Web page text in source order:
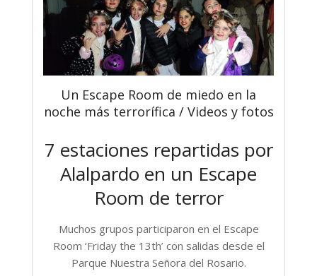
Un Escape Room de miedo en la
noche más terrorífica / Videos y fotos
7 estaciones repartidas por
Alalpardo en un Escape
Room de terror
Muchos grupos participaron en el Escape
Room ‘Friday the 13th’ con salidas desde el
Parque Nuestra Señora del Rosario.